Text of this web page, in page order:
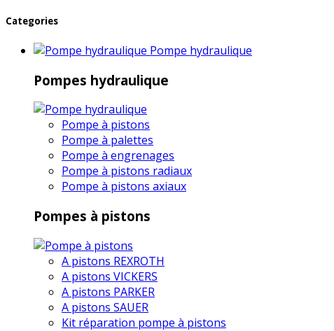
Categories
Pompe hydraulique
Pompes hydraulique
Pompe à pistons
Pompe à palettes
Pompe à engrenages
Pompe à pistons radiaux
Pompe à pistons axiaux
Pompes à pistons
A pistons REXROTH
A pistons VICKERS
A pistons PARKER
A pistons SAUER
Kit réparation pompe à pistons